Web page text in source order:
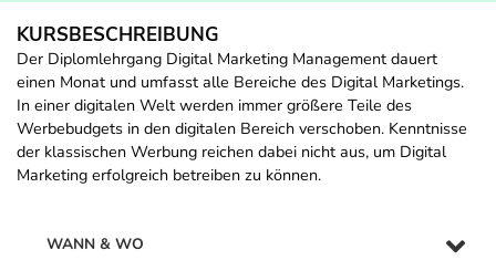
KURSBESCHREIBUNG
Der Diplomlehrgang Digital Marketing Management dauert
einen Monat und umfasst alle Bereiche des Digital Marketings.
In einer digitalen Welt werden immer größere Teile des
Werbebudgets in den digitalen Bereich verschoben. Kenntnisse
der klassischen Werbung reichen dabei nicht aus, um Digital
Marketing erfolgreich betreiben zu können.
WANN & WO